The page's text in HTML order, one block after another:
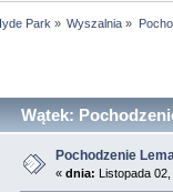
Park » Wyszalnia »
Wątek:
Pochodzenie
« dnia: Listopada